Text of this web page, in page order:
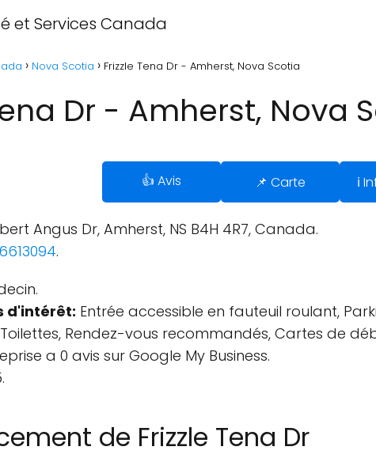
et Services Canada
Nova Scotia Frizzle Tena Dr - Amherst, Nova Scotia
Dr - Amherst, Nova
👍 Avis 📌 Carte ℹ️
Angus Dr, Amherst, NS B4H 4R7, Canada.
.
d'intérêt: Entrée accessible en fauteuil roulant,
Rendez-vous recommandés, Cartes de
a 0 avis sur Google My Business.
de Frizzle Tena Dr